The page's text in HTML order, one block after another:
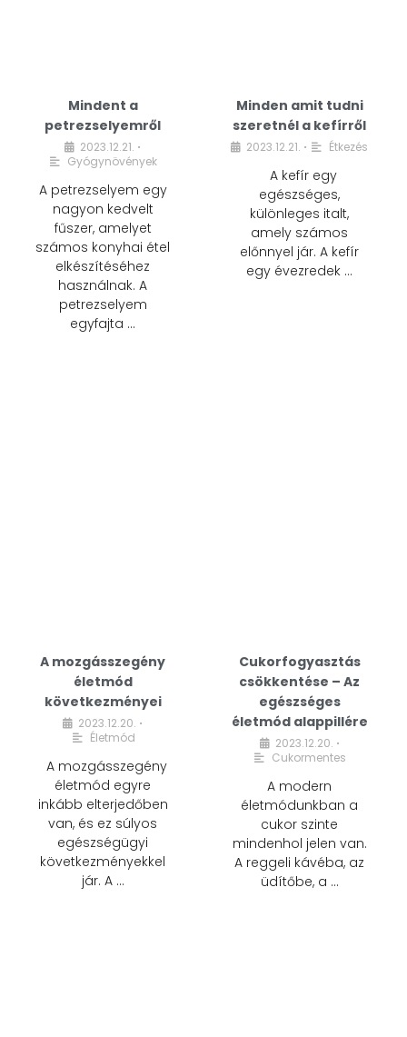
Mindent a
petrezselyemről
2023.12.21. •
Gyógynövények
A petrezselyem egy
nagyon kedvelt
fűszer, amelyet
számos konyhai étel
elkészítéséhez
használnak. A
petrezselyem
egyfajta …
Minden amit tudni
szeretnél a kefírről
2023.12.21. • Étkezés
A kefír egy
egészséges,
különleges italt,
amely számos
előnnyel jár. A kefír
egy évezredek …
A mozgásszegény
életmód
következményei
2023.12.20. •
Életmód
A mozgásszegény
életmód egyre
inkább elterjedőben
van, és ez súlyos
egészségügyi
következményekkel
jár. A …
Cukorfogyasztás
csökkentése – Az
egészséges
életmód alappillére
2023.12.20. •
Cukormentes
A modern
életmódunkban a
cukor szinte
mindenhol jelen van.
A reggeli kávéba, az
üdítőbe, a …